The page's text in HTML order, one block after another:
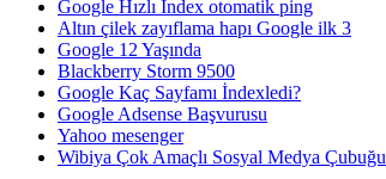
Google Hızlı İndex otomatik ping
Altın çilek zayıflama hapı Google ilk 3
Google 12 Yaşında
Blackberry Storm 9500
Google Kaç Sayfamı İndexledi?
Google Adsense Başvurusu
Yahoo mesenger
Wibiya Çok Amaçlı Sosyal Medya Çubuğu